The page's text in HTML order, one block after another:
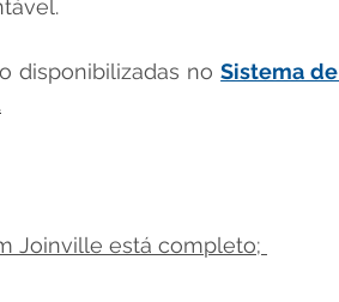
disponibilizadas no Sistema de
.
Joinville está completo;